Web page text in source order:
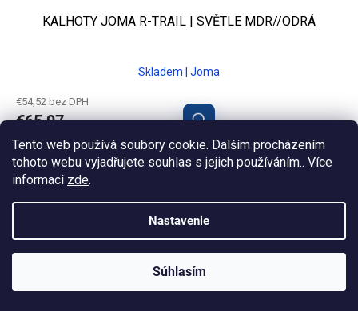
Tento web používá soubory cookie. Dalším procházením
tohoto webu vyjadřujete souhlas s jejich používáním.. Více
informací zde.
Nastavenie
Súhlasím
KALHOTY JOMA R-TRAIL | SVĚTLE MDR//ODRÁ
Skladem | Joma
€54,52 bez DPH
€65,97
S M L XL 2XL